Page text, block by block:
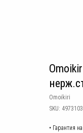
Omoikiri
SKU: 4973103
• Гарантия